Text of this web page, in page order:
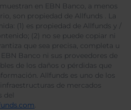
en EBN Banco, a menos
son propiedad de Allfunds . La
(1) es propiedad de Allfunds y /
(2) no se puede copiar ni
que sea precisa, completa u
Banco ni sus proveedores de
de los daños o pérdidas que
Allfunds es uno de los
de mercados
.